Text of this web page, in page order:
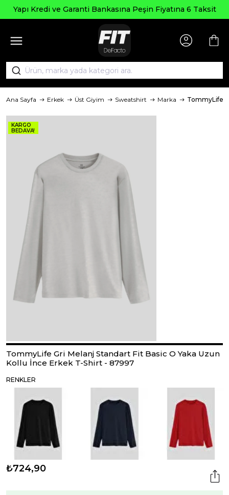
Yapı Kredi ve Garanti Bankasına Peşin Fiyatına 6 Taksit
Ana Sayfa Erkek Üst Giyim Sweatshirt Marka TommyLife
KARGO
BEDAVA!
TommyLife Gri Melanj Standart Fit Basic O Yaka Uzun
Kollu İnce Erkek T-Shirt - 87997
RENKLER
₺724,90